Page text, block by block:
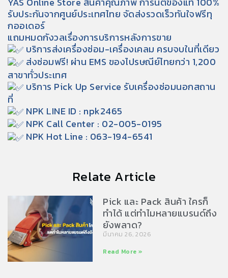
รับประกันจากศูนย์ประเทศไทย จัดส่งรวดเร็วทันใจฟรีทุ
กออเดอร์
แถมหมดกังวลเรื่องการบริการหลังการขาย
บริการส่งเครื่องซ่อม-เครื่องเคลม ครบจบในที่เดียว
ส่งซ่อมฟรี! ผ่าน EMS ของไปรษณีย์ไทยกว่า 1,200
สาขาทั่วประเทศ
บริการ Pick Up Service รับเครื่องซ่อมนอกสถาน
ที่
NPK LINE ID : npk2465
NPK Call Center : 02-005-0195
NPK Hot Line : 063-194-6541
Relate Article
Pick และ Pack สินค้า ใครก็
ทำได้ แต่ทำไมหลายแบรนด์ถึง
ยังพลาด?
มีนาคม 26, 2026
Read More »